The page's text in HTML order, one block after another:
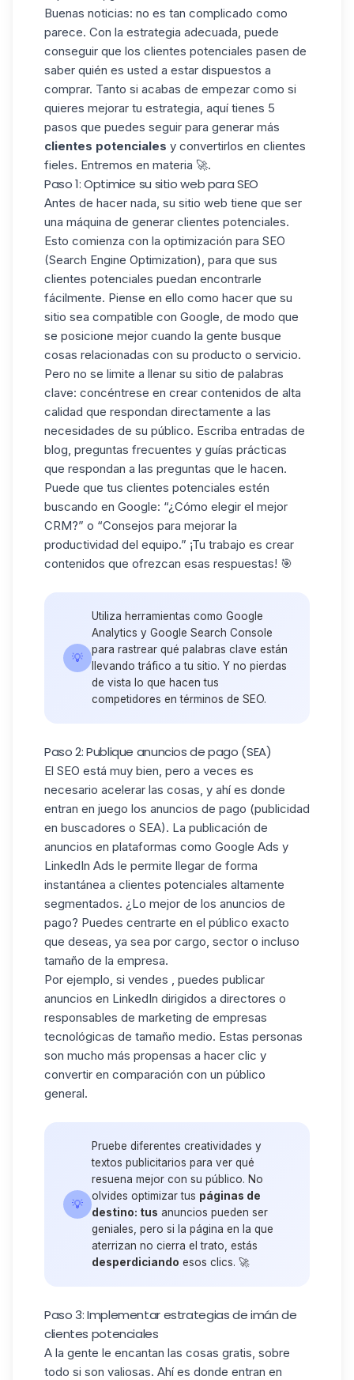
Buenas noticias: no es tan complicado como
parece. Con la estrategia adecuada, puede
conseguir que los clientes potenciales pasen de
saber quién es usted a estar dispuestos a
comprar. Tanto si acabas de empezar como si
quieres mejorar tu estrategia, aquí tienes 5
pasos que puedes seguir para generar más
clientes potenciales y convertirlos en clientes
fieles. Entremos en materia 🚀.
Paso 1: Optimice su sitio web para SEO
Antes de hacer nada, su sitio web tiene que ser
una máquina de generar clientes potenciales.
Esto comienza con la optimización para SEO
(Search Engine Optimization), para que sus
clientes potenciales puedan encontrarle
fácilmente. Piense en ello como hacer que su
sitio sea compatible con Google, de modo que
se posicione mejor cuando la gente busque
cosas relacionadas con su producto o servicio.
Pero no se limite a llenar su sitio de palabras
clave: concéntrese en crear contenidos de alta
calidad que respondan directamente a las
necesidades de su público. Escriba entradas de
blog, preguntas frecuentes y guías prácticas
que respondan a las preguntas que le hacen.
Puede que tus clientes potenciales estén
buscando en Google: “¿Cómo elegir el mejor
CRM?” o “Consejos para mejorar la
productividad del equipo.” ¡Tu trabajo es crear
contenidos que ofrezcan esas respuestas! 🎯
💡
Utiliza herramientas como Google
Analytics y Google Search Console
para rastrear qué palabras clave están
llevando tráfico a tu sitio. Y no pierdas
de vista lo que hacen tus
competidores en términos de SEO.
Paso 2: Publique anuncios de pago (SEA)
El SEO está muy bien, pero a veces es
necesario acelerar las cosas, y ahí es donde
entran en juego los anuncios de pago (publicidad
en buscadores o SEA). La publicación de
anuncios en plataformas como Google Ads y
LinkedIn Ads le permite llegar de forma
instantánea a clientes potenciales altamente
segmentados. ¿Lo mejor de los anuncios de
pago? Puedes centrarte en el público exacto
que deseas, ya sea por cargo, sector o incluso
tamaño de la empresa.
Por ejemplo, si vendes , puedes publicar
anuncios en LinkedIn dirigidos a directores o
responsables de marketing de empresas
tecnológicas de tamaño medio. Estas personas
son mucho más propensas a hacer clic y
convertir en comparación con un público
general.
💡
Pruebe diferentes creatividades y
textos publicitarios para ver qué
resuena mejor con su público. No
olvides optimizar tus páginas de
destino: tus anuncios pueden ser
geniales, pero si la página en la que
aterrizan no cierra el trato, estás
desperdiciando esos clics. 🚀
Paso 3: Implementar estrategias de imán de
clientes potenciales
A la gente le encantan las cosas gratis, sobre
todo si son valiosas. Ahí es donde entran en